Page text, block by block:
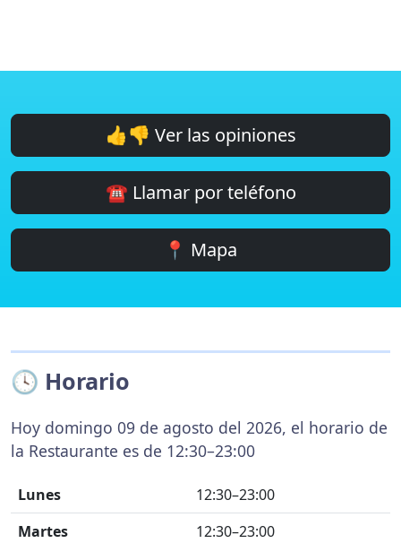
👍👎 Ver las opiniones
☎️ Llamar por teléfono
📍 Mapa
🕓 Horario
Hoy domingo 09 de agosto del 2026, el horario de
la Restaurante es de 12:30–23:00
Lunes
12:30–23:00
Martes
12:30–23:00